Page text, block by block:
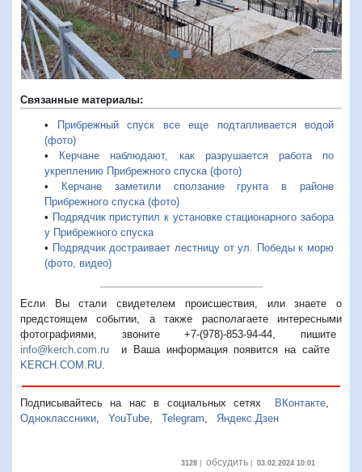
Связанные материалы:
•
Прибрежный спуск все еще подтапливается водой
(фото)
•
Керчане наблюдают, как разрушается работа по
укреплению Прибрежного спуска (фото)
•
Керчане заметили сползание грунта в районе
Прибрежного спуска (фото)
• Подрядчик приступил к установке стационарного забора
у Прибрежного спуска
• Подрядчик достраивает лестницу от ул. Победы к морю
(фото, видео)
Если Вы стали свидетелем происшествия, или знаете о
предстоящем событии, а также располагаете интересными
фотографиями, звоните +7-(978)-853-94-44, пишите
info@kerch.com.ru и Ваша информация появится на сайте
KERCH.COM.RU.
Подписывайтесь на нас в социальных сетях ВКонтакте,
Одноклассники, YouTube, Telegram, Яндекс.Дзен
3128| обсудить| 03.02.2024 10:01